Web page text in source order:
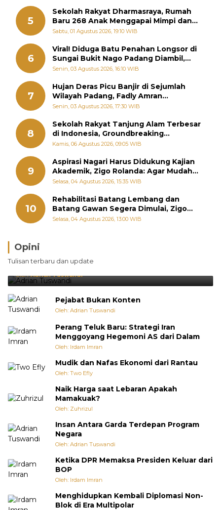
5
Sekolah Rakyat Dharmasraya, Rumah
Baru 268 Anak Menggapai Mimpi dan
Memutus Rantai Kemiskinan
Sabtu, 01 Agustus 2026, 19:10 WIB
6
Viral! Diduga Batu Penahan Longsor di
Sungai Bukit Nago Padang Diambil,
Warga Khawatir Bencana Terulang
Senin, 03 Agustus 2026, 16:10 WIB
7
Hujan Deras Picu Banjir di Sejumlah
Wilayah Padang, Fadly Amran
Perintahkan OPD Siaga
Senin, 03 Agustus 2026, 17:30 WIB
8
Sekolah Rakyat Tanjung Alam Terbesar
di Indonesia, Groundbreaking
September
Kamis, 06 Agustus 2026, 09:05 WIB
9
Aspirasi Nagari Harus Didukung Kajian
Akademik, Zigo Rolanda: Agar Mudah
Diperjuangkan di Kementerian
Selasa, 04 Agustus 2026, 15:35 WIB
10
Rehabilitasi Batang Lembang dan
Batang Gawan Segera Dimulai, Zigo
Rolanda Pastikan Proyek Berjalan
Selasa, 04 Agustus 2026, 13:00 WIB
Opini
Tulisan terbaru dan update
Brasil Lebih Diunggulkan, tetapi Jepang Selalu
Punya Cara Membuat Kejutan
Oleh:Adrian Tuswandi
Pejabat Bukan Konten
Oleh: Adrian Tuswandi
Perang Teluk Baru: Strategi Iran
Menggoyang Hegemoni AS dari Dalam
Oleh: Irdam Imran
Mudik dan Nafas Ekonomi dari Rantau
Oleh: Two Efly
Naik Harga saat Lebaran Apakah
Mamakuak?
Oleh: Zuhrizul
Insan Antara Garda Terdepan Program
Negara
Oleh: Adrian Tuswandi
Ketika DPR Memaksa Presiden Keluar dari
BOP
Oleh: Irdam Imran
Menghidupkan Kembali Diplomasi Non-
Blok di Era Multipolar